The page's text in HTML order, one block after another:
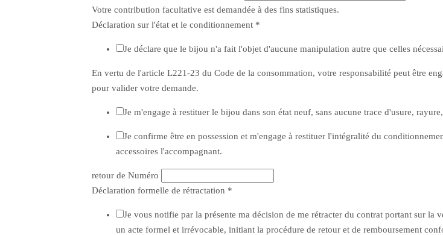
Votre contribution facultative est demandée à des fins statistiques.
Déclaration sur l'état et le conditionnement *
Je déclare que le bijou n'a fait l'objet d'aucune manipulation autre que celles
En vertu de l'article L221-23 du Code de la consommation, votre responsabilité peut être
pour valider votre demande.
Je m'engage à restituer le bijou dans son état neuf, sans aucune trace d'usure,
Je confirme être en possession et m'engage à restituer l'intégralité du
accessoires l'accompagnant.
retour de Numéro
Déclaration formelle de rétractation *
Je vous notifie par la présente ma décision de me rétracter du contrat portant sur la
un acte formel et irrévocable, initiant la procédure de retour et de remboursement